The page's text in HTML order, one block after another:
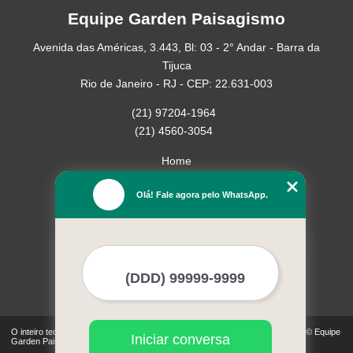
Equipe Garden Paisagismo
Avenida das Américas, 3.443, Bl: 03 - 2° Andar - Barra da
Tijuca
Rio de Janeiro - RJ - CEP: 22.631-003
(21) 97204-1964
(21) 4560-3054
Home
Missão
O inteiro teor deste site está sujeito à proteção de direitos autorais. Copyright© Equipe
Garden Paisagismo (Lei 9610 de 19/02/1998)
Olá! Fale agora pelo WhatsApp.
Iniciar conversa